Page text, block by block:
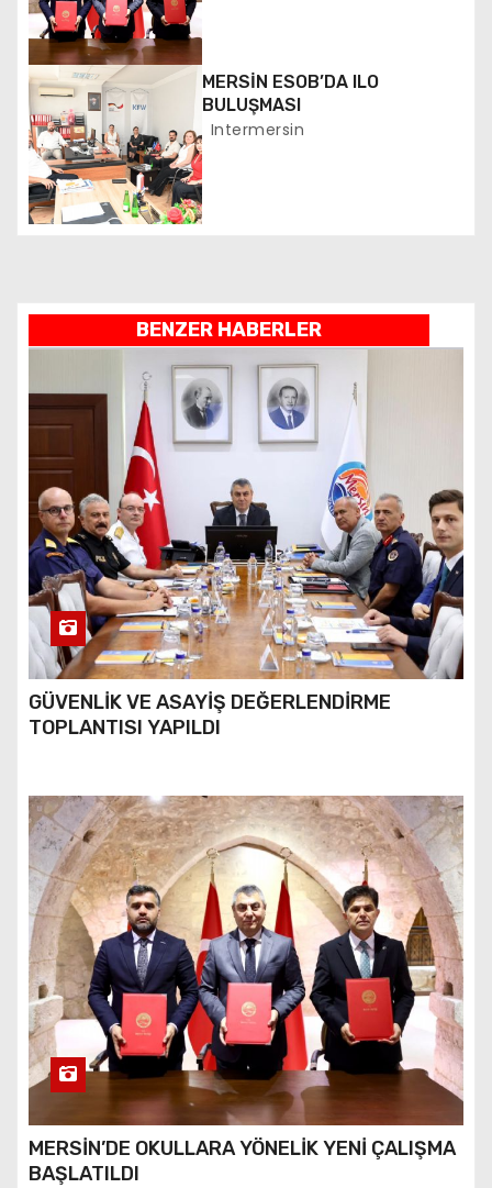
e
s
i
MERSİN ESOB’DA ILO
BULUŞMASI
Intermersin
BENZER HABERLER
GÜVENLİK VE ASAYİŞ DEĞERLENDİRME
TOPLANTISI YAPILDI
MERSİN’DE OKULLARA YÖNELİK YENİ ÇALIŞMA
BAŞLATILDI